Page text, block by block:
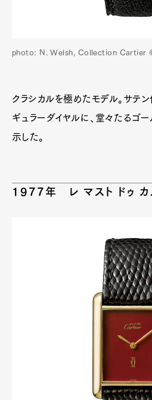
photo: N. Welsh, Collection Cartier
クラシカルを極めたモデル。サテ
ギュラーダイヤルに、堂々たるゴ
示した。
1977年 レ マスト ドゥ カ